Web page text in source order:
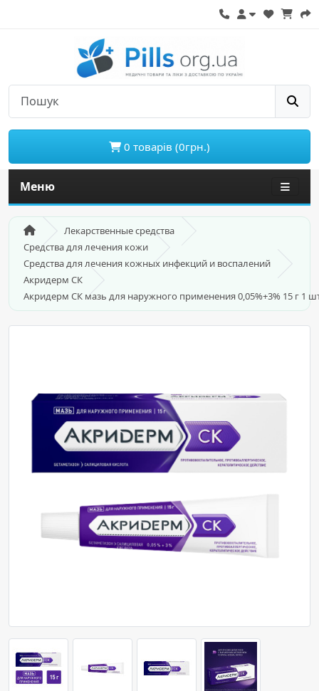
0 товарів (0грн.)
Меню
Лекарственные средства
Средства для лечения кожи
Средства для лечения кожных инфекций и воспалений
Акридерм СК
Акридерм СК мазь для наружного применения 0,05%+3% 15 г 1